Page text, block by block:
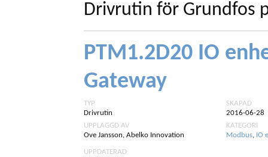
Drivrutin för Grundfos
PTM1.2D20 IO
Gateway
TYP
Drivrutin
UPPLAGGD AV
Ove Jansson, Abelko Innovation
SKAPAD
2016-06-28
KATEGORI
Modbus, IO
UPPDATERAD